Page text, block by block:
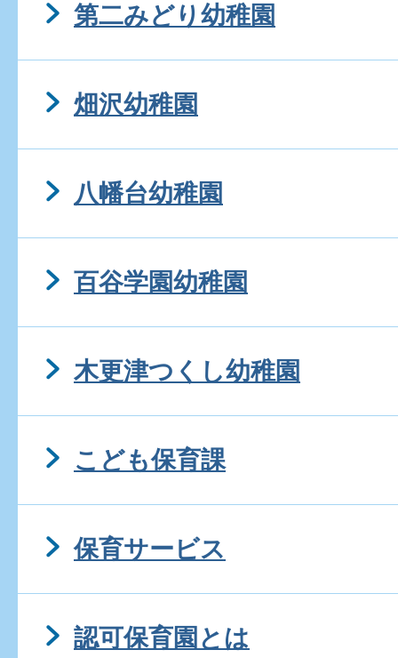
第二みどり幼稚園
畑沢幼稚園
八幡台幼稚園
百谷学園幼稚園
木更津つくし幼稚園
こども保育課
保育サービス
認可保育園とは